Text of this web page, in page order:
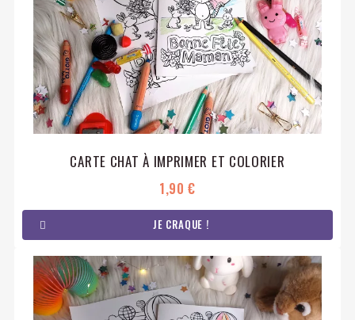
CARTE CHAT À IMPRIMER ET COLORIER
1,90 €
JE CRAQUE !